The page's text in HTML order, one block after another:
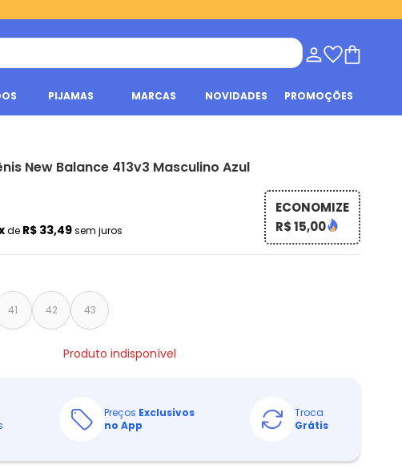
PIJAMAS MARCAS NOVIDADES PROMOÇÕES
New Balance 413v3 Masculino Azul
de R$ 33,49sem juros
ECONOMIZE
R$ 15,00
41 42 43
Produto indisponível
Preços Exclusivos
no App
Troca
Grátis